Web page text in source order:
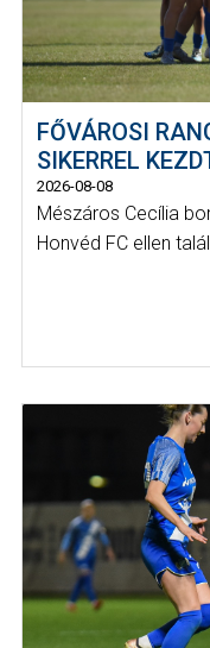
FŐVÁROSI
SIKERREL
2026-08-08
Mészáros Cecília
Honvéd FC ellen